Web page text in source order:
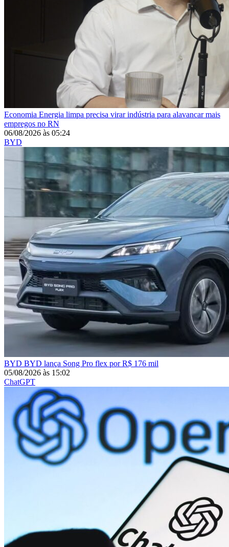
Economia Energia limpa precisa virar indústria para alavancar mais
empregos no RN
06/08/2026 às 05:24
BYD
BYD BYD lança Song Pro flex por R$ 176 mil
05/08/2026 às 15:02
ChatGPT